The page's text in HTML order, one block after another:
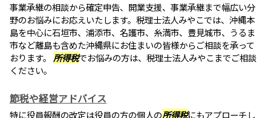
事業承継の相談から確定申告、開業支援、事業承継まで幅広い分
野のお悩みにお応えいたします。税理士法人みやこでは、沖縄本
島を中心に石垣市、浦添市、名護市、糸満市、豊見城市、うるま
市など離島も含めた沖縄県にお住まいの皆様からご相談を承って
おります。 所得税でお悩みの方は、税理士法人みやこまでご相談
ください。
節税や経営アドバイス
特に役員報酬の改定は役員の方の個人の所得税にもアプローチし